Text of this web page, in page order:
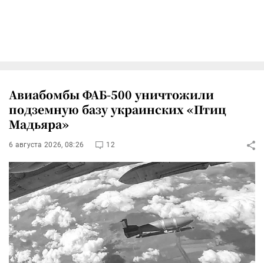
Авиабомбы ФАБ-500 уничтожили
подземную базу украинских «Птиц
Мадьяра»
6 августа 2026, 08:26 12